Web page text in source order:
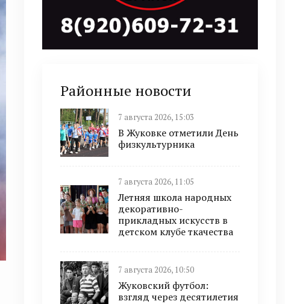
Районные новости
7 августа 2026, 15:03
В Жуковке отметили День
физкультурника
7 августа 2026, 11:05
Летняя школа народных
декоративно-
прикладных искусств в
детском клубе ткачества
7 августа 2026, 10:50
Жуковский футбол:
взгляд через десятилетия